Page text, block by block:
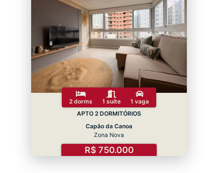
2 dorms 1 suíte
1 vaga
APTO 2 DORMITÓRIOS
Capão da Canoa
Zona Nova
R$ 750.000